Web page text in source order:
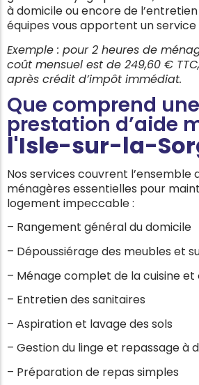
à domicile ou encore de
équipes vous apportent un
Exemple : pour 2 heures de
coût mensuel est de 249,60 €
après crédit d’impôt immédiat.
Que comprend une
prestation d’aide
l'Isle-sur-la-
Nos services couvrent l’ensemble
ménagères essentielles pour
logement impeccable :
– Rangement général du domicile
– Dépoussiérage des meubles et
– Ménage complet de la cuisine et
– Entretien des sanitaires
– Aspiration et lavage des sols
– Gestion du linge et repassage à
– Préparation de repas simples